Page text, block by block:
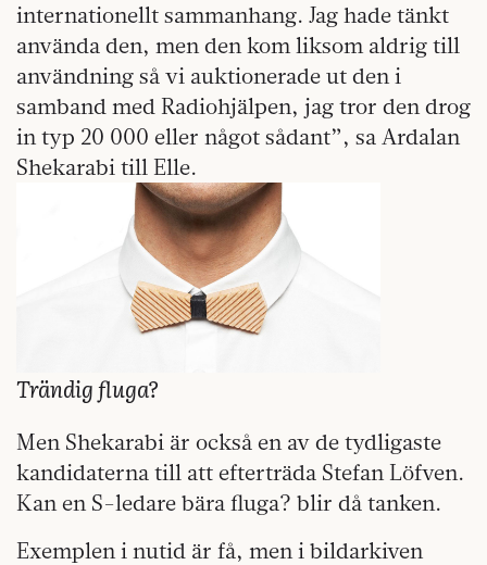
internationellt sammanhang. Jag hade tänkt
använda den, men den kom liksom aldrig till
användning så vi auktionerade ut den i
samband med Radiohjälpen, jag tror den drog
in typ 20 000 eller något sådant”, sa Ardalan
Shekarabi till Elle.
Trändig fluga?
Men Shekarabi är också en av de tydligaste
kandidaterna till att efterträda Stefan Löfven.
Kan en S-ledare bära fluga? blir då tanken.
Exemplen i nutid är få, men i bildarkiven